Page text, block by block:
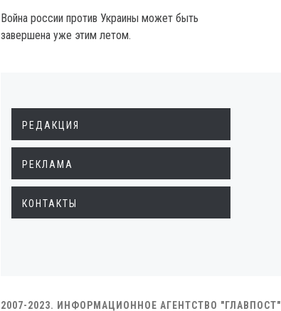
Война россии против Украины может быть
завершена уже этим летом.
РЕДАКЦИЯ
РЕКЛАМА
КОНТАКТЫ
2007-2023. ИНФОРМАЦИОННОЕ АГЕНТСТВО "ГЛАВПОСТ"